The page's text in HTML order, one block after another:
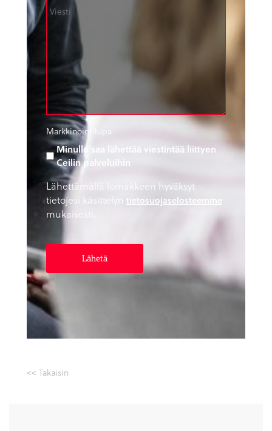
Markkinointilupa
Minulle saa lähettää viestintää liittyen
Ceilin palveluihin
Lähettämällä lomakkeen hyväksyt
tietojesi käsittelyn tietosuojaselosteemme
mukaisesti.
<< Takaisin